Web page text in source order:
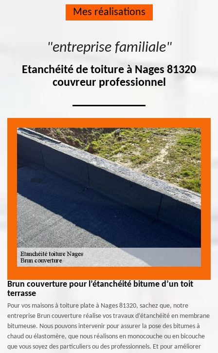
Mes réalisations
"entreprise familiale"
Etanchéité de toiture à Nages 81320
couvreur professionnel
Brun couverture pour l’étanchéité bitume d’un toit
terrasse
Pour vos maisons à toiture plate à Nages 81320, sachez que, notre
entreprise Brun couverture réalise vos travaux d’étanchéité en membrane
bitumeuse. Nous pouvons intervenir pour assurer la pose des bitumes à
chaud ou élastomère, que nous réalisons en monocouche ou en bicouche
que vous soyez des particuliers ou des professionnels. Et pour améliorer